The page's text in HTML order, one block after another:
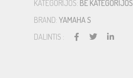
KATEGORIJOS: BE KATEGORIJOS
BRAND: YAMAHA S
DALINTIS :